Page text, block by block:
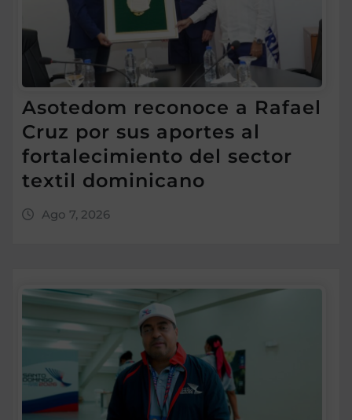
Asotedom reconoce a Rafael
Cruz por sus aportes al
fortalecimiento del sector
textil dominicano
Ago 7, 2026